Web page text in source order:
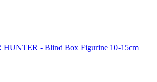
HUNTER - Blind Box Figurine 10-15cm